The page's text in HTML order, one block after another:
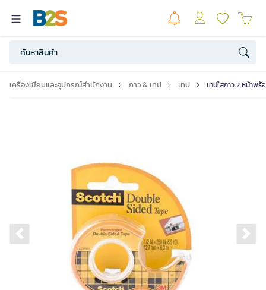
เครื่องเขียนและอุปกรณ์สำนักงาน กาว & เทป เทป เทปใสกาว 2 หน้าพ
Previous slide